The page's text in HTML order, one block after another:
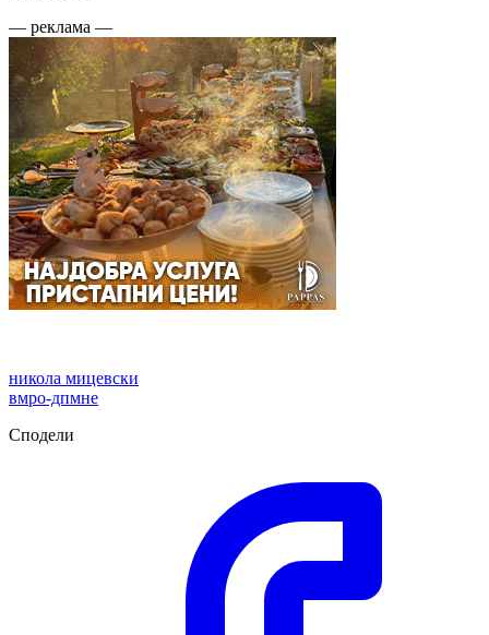
— реклама —
никола мицевски
вмро-дпмне
Сподели